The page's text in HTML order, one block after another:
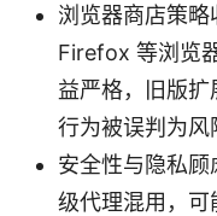
浏览器商店策略
Firefox 等浏览
益严格，旧版
行为被误判为风
安全性与隐私
级代理混用，